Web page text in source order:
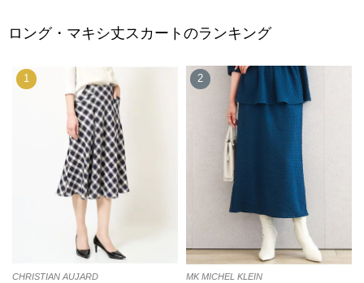
ロング・マキシ丈スカートのランキング
1
CHRISTIAN AUJARD
2
MK MICHEL KLEIN